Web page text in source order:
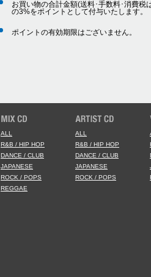
お買い物の合計金額(送料･手数料･消費税
の3%をポイントとして付与いたします。
ポイントの有効期限はございません。
ALL
R&B / HIP HOP
DANCE / CLUB
JAPANESE
ROCK / POPS
REGGAE
ALL
R&B / HIP HOP
DANCE / CLUB
JAPANESE
ROCK / POPS